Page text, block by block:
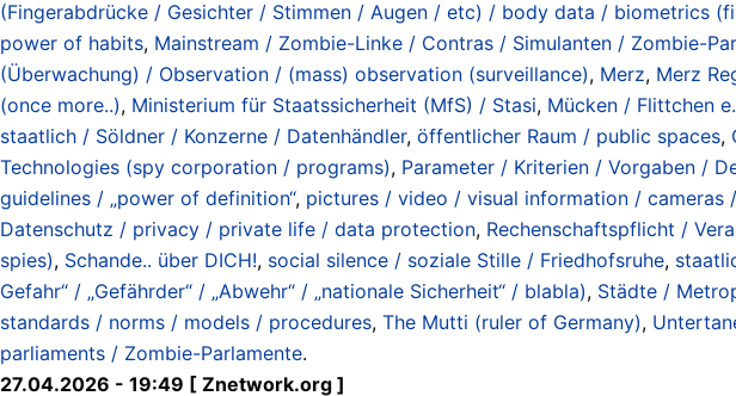
(Fingerabdrücke / Gesichter / Stimmen / Augen / etc) / body data / biometrics
power of habits, Mainstream / Zombie-Linke / Contras / Simulanten / Zombie-
(Überwachung) / Observation / (mass) observation (surveillance), Merz, Merz
(once more..), Ministerium für Staatssicherheit (MfS) / Stasi, Mücken / Flittchen
staatlich / Söldner / Konzerne / Datenhändler, öffentlicher Raum / public spaces,
Technologies (spy corporation / programs), Parameter / Kriterien / Vorgaben /
guidelines / „power of definition“, pictures / video / visual information / cameras
Datenschutz / privacy / private life / data protection, Rechenschaftspflicht /
spies), Schande.. über DICH!, social silence / soziale Stille / Friedhofsruhe,
Gefahr“ / „Gefährder“ / „Abwehr“ / „nationale Sicherheit“ / blabla), Städte /
standards / norms / models / procedures, The Mutti (ruler of Germany),
parliaments / Zombie-Parlamente.
27.04.2026 - 19:49 [ Znetwork.org ]